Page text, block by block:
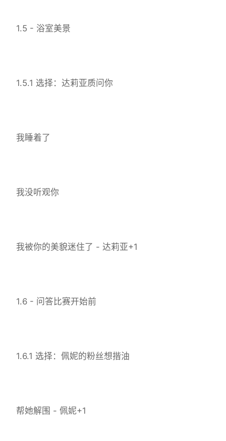
1.5 - 浴室美景
1.5.1 选择：达莉亚质问你
我睡着了
我没听观你
我被你的美貌迷住了 - 达莉亚+1
1.6 - 问答比赛开始前
1.6.1 选择：佩妮的粉丝想揩油
帮她解围 - 佩妮+1